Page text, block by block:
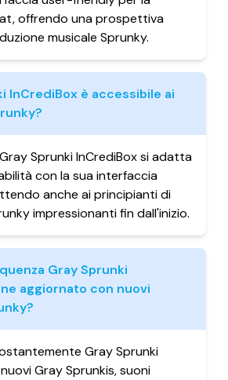
offrendo una prospettiva
musicale Sprunky.
InCrediBox è accessibile ai
Sprunki InCrediBox si adatta
con la sua interfaccia
anche ai principianti di
impressionanti fin dall'inizio.
Gray Sprunki
aggiornato con nuovi
Gray Sprunki
Gray Sprunkis, suoni